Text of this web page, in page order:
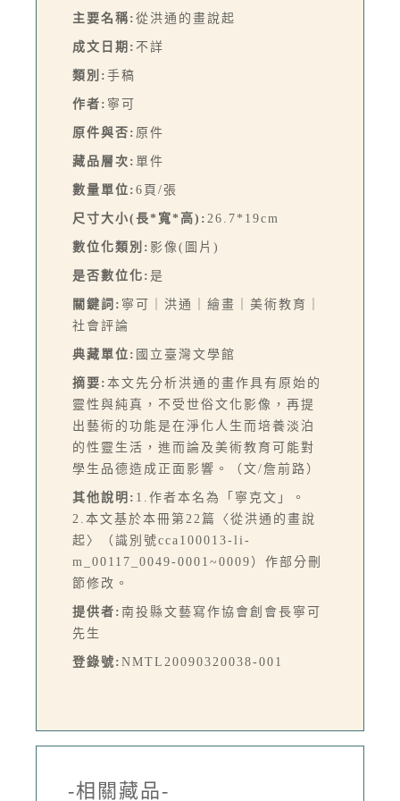
主要名稱: 從洪通的畫說起
成文日期: 不詳
類別: 手稿
作者: 寧可
原件與否: 原件
藏品層次: 單件
數量單位: 6頁/張
尺寸大小(長*寬*高): 26.7*19cm
數位化類別: 影像(圖片)
是否數位化: 是
關鍵詞: 寧可｜洪通｜繪畫｜美術教育｜
社會評論
典藏單位: 國立臺灣文學館
摘要: 本文先分析洪通的畫作具有原始的
靈性與純真，不受世俗文化影像，再提
出藝術的功能是在淨化人生而培養淡泊
的性靈生活，進而論及美術教育可能對
學生品德造成正面影響。（文/詹前路）
其他說明: 1.作者本名為「寧克文」。
2.本文基於本冊第22篇〈從洪通的畫說
起〉（識別號cca100013-li-
m_00117_0049-0001~0009）作部分刪
節修改。
提供者: 南投縣文藝寫作協會創會長寧可
先生
登錄號: NMTL20090320038-001
-相關藏品-